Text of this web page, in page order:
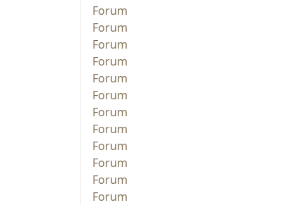
Forum
Forum
Forum
Forum
Forum
Forum
Forum
Forum
Forum
Forum
Forum
Forum